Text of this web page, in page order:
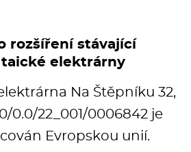
rozšíření stávající
elektrárny
Na Štěpníku 32,
0.0/22_001/0006842 je
Evropskou unií.